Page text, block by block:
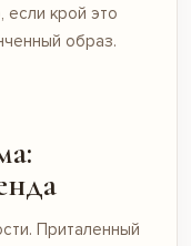
если крой это
образ.
Приталенный